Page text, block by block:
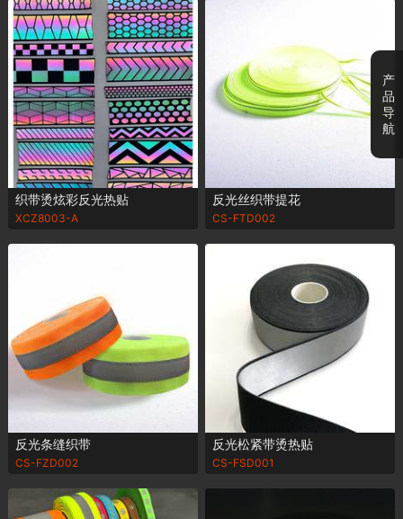
织带烫炫彩反光热贴
XCZ8003-A
反光丝织带提花
CS-FTD002
反光条缝织带
CS-FZD002
反光松紧带烫热贴
CS-FSD001
产
品
导
航